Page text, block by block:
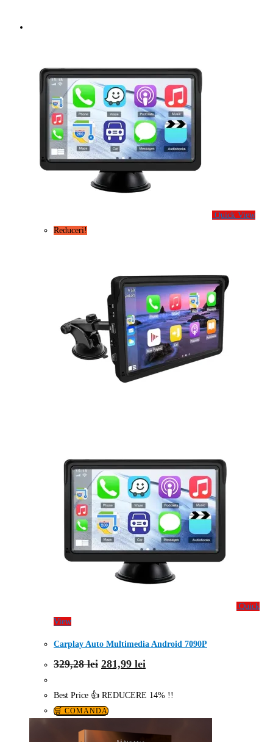
Quick View
Reduceri!
Quick
View
Carplay Auto Multimedia Android 7090P
329,28lei Prețul
inițial
fost:
329,28 lei.
281,99 lei
281,99 lei.
Best Price 👍 REDUCERE 14% !!
🛒 COMANDA